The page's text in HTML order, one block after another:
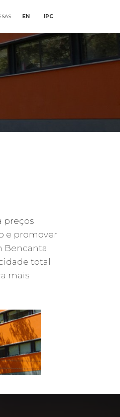
EN IPC
preços
e promover
Bencanta
total
mais